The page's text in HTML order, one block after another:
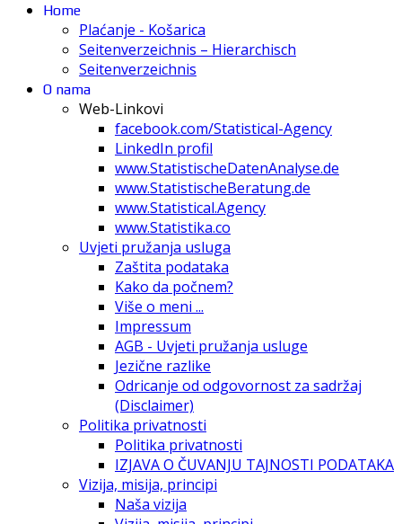
Home
Plaćanje - Košarica
Seitenverzeichnis – Hierarchisch
Seitenverzeichnis
O nama
Web-Linkovi
facebook.com/Statistical-Agency
LinkedIn profil
www.StatistischeDatenAnalyse.de
www.StatistischeBeratung.de
www.Statistical.Agency
www.Statistika.co
Uvjeti pružanja usluga
Zaštita podataka
Kako da počnem?
Više o meni ...
Impressum
AGB - Uvjeti pružanja usluge
Jezične razlike
Odricanje od odgovornost za sadržaj
(Disclaimer)
Politika privatnosti
Politika privatnosti
IZJAVA O ČUVANJU TAJNOSTI PODATAKA
Vizija, misija, principi
Naša vizija